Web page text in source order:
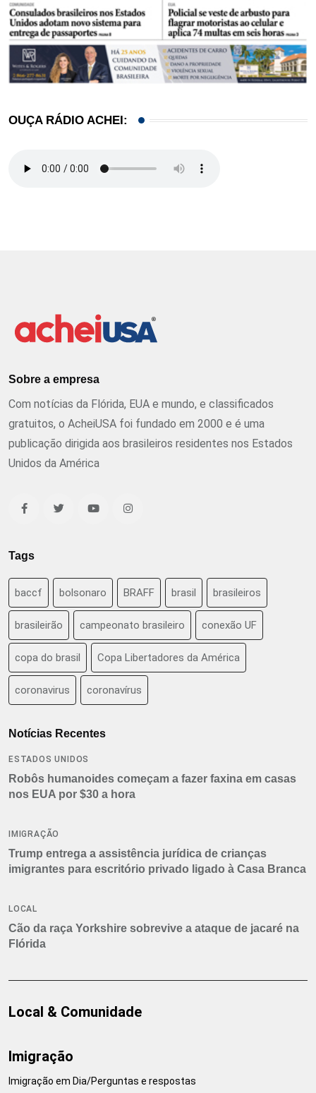
OUÇA RÁDIO ACHEI:
Sobre a empresa
Com notícias da Flórida, EUA e mundo, e classificados
gratuitos, o AcheiUSA foi fundado em 2000 e é uma
publicação dirigida aos brasileiros residentes nos Estados
Unidos da América
Tags
baccf bolsonaro BRAFF brasil brasileiros
brasileirão campeonato brasileiro conexão UF
copa do brasil Copa Libertadores da América
coronavirus coronavírus
Notícias Recentes
ESTADOS UNIDOS
Robôs humanoides começam a fazer faxina em casas
nos EUA por $30 a hora
IMIGRAÇÃO
Trump entrega a assistência jurídica de crianças
imigrantes para escritório privado ligado à Casa Branca
LOCAL
Cão da raça Yorkshire sobrevive a ataque de jacaré na
Flórida
Local & Comunidade
Imigração
Imigração em Dia/Perguntas e respostas